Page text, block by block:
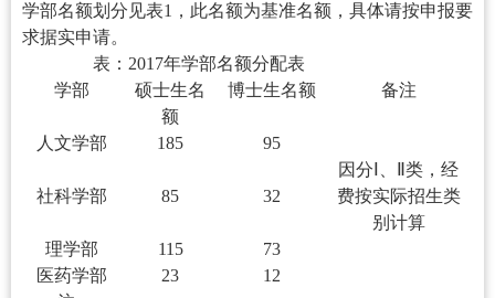
学部名额划分见表1，此名额为基准名额，具体请按申报要
求据实申请。
表：2017年学部名额分配表
学部
硕士生名
额
博士生名额 备注
人文学部 185 95
社科学部 85 32
因分Ⅰ、Ⅱ类，经
费按实际招生类
别计算
理学部
115
73
医药学部
23
12